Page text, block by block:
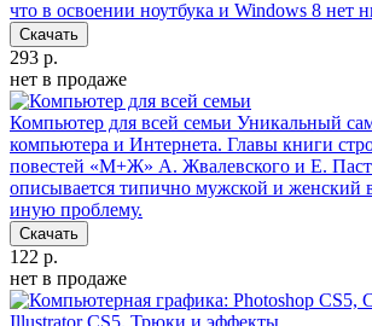
что в освоении ноутбука и Windows 8 нет
Скачать
293 р.
нет в продаже
Компьютер для всей семьи Уникальный
компьютера и Интернета. Главы книги
повестей «М+Ж» А. Жвалевского и Е.
описывается типично мужской и женский
иную проблему.
Скачать
122 р.
нет в продаже